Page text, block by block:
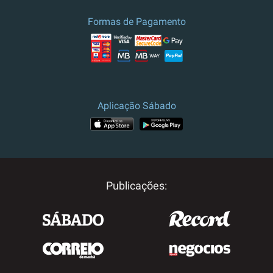
Preço e campanha válidos para
Portugal. Para outros destinos, por
favor contacte-nos.
Formas de Pagamento
Aplicação Sábado
Publicações: